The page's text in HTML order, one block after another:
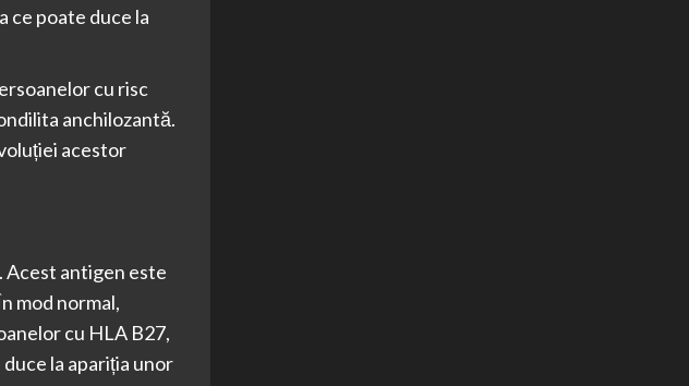
ce poate duce la
cu risc
anchilozantă.
acestor
Acest antigen este
mod normal,
cu HLA B27,
la apariția unor